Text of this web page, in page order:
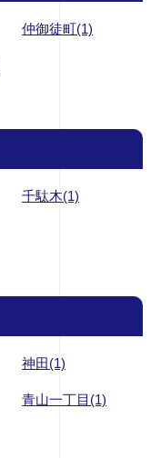
仲御徒町(1)
千駄木(1)
神田(1)
青山一丁目(1)